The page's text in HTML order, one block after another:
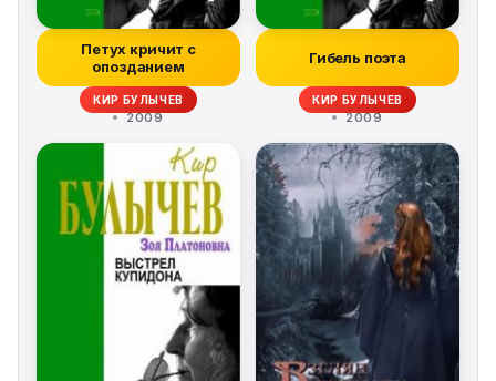
Петух кричит с
опозданием
КИР БУЛЫЧЕВ
2009
Гибель поэта
КИР БУЛЫЧЕВ
2009